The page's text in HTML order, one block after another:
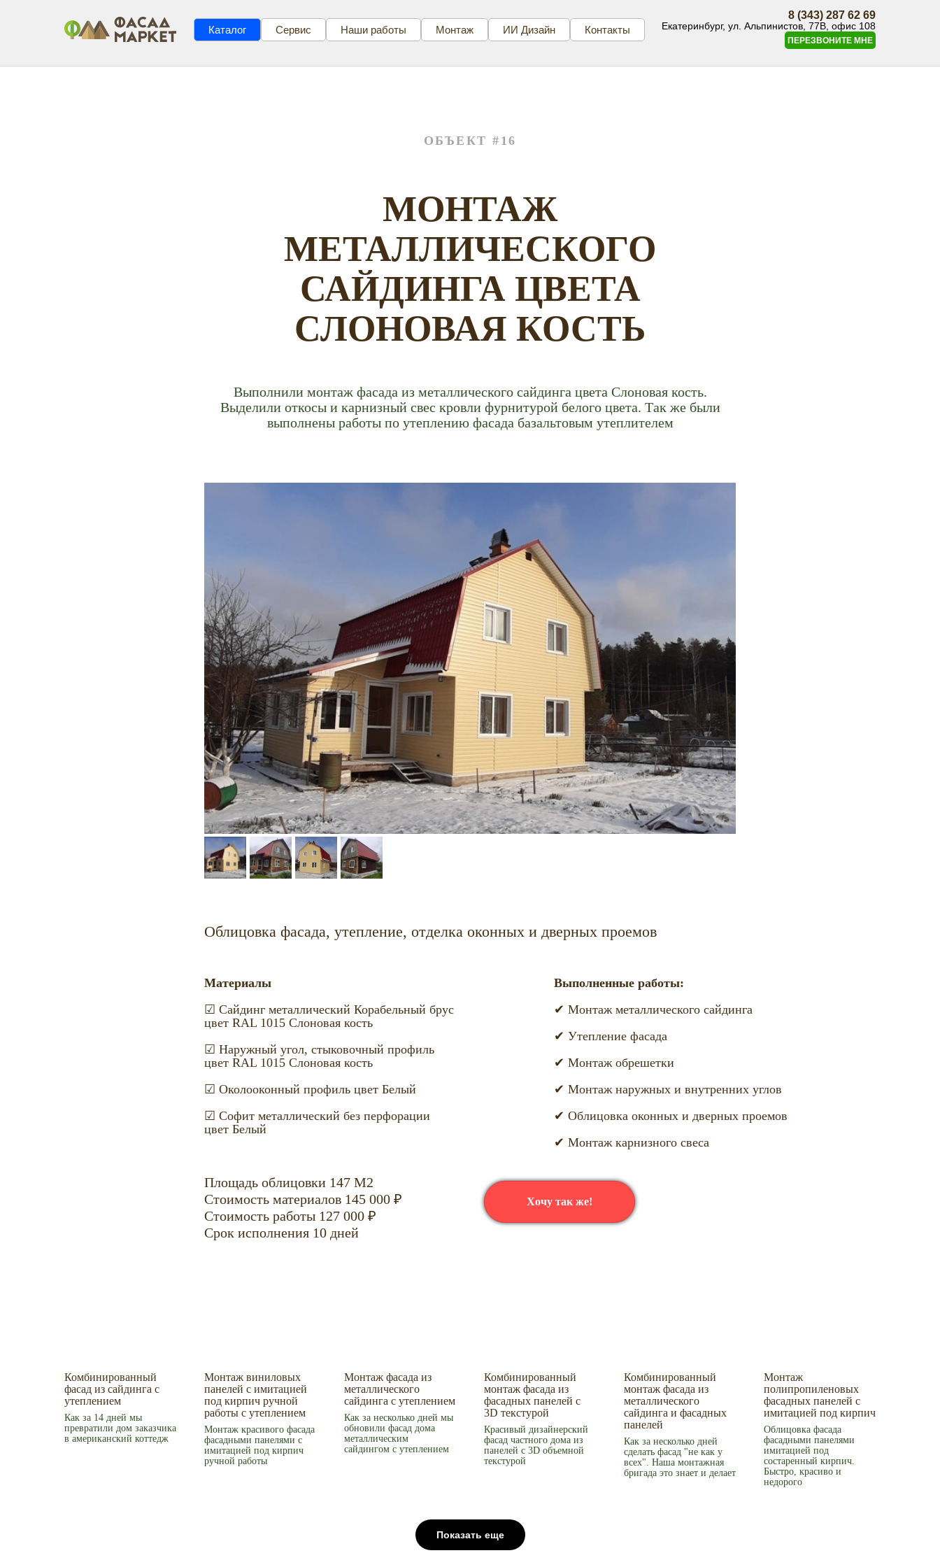
Каталог Сервис Наши работы Монтаж ИИ Дизайн Контакты
8 (343) 287 62 69
Екатеринбург, ул. Альпинистов, 77В, офис 108
ПЕРЕЗВОНИТЕ МНЕ
ОБЪЕКТ #16
МОНТАЖ
МЕТАЛЛИЧЕСКОГО
САЙДИНГА ЦВЕТА
СЛОНОВАЯ КОСТЬ
Выполнили монтаж фасада из металлического сайдинга цвета Слоновая кость.
Выделили откосы и карнизный свес кровли фурнитурой белого цвета. Так же были
выполнены работы по утеплению фасада базальтовым утеплителем
Облицовка фасада, утепление, отделка оконных и дверных проемов
Материалы
☑ Сайдинг металлический Корабельный брус
цвет RAL 1015 Слоновая кость
☑ Наружный угол, стыковочный профиль
цвет RAL 1015 Слоновая кость
☑ Околооконный профиль цвет Белый
☑ Софит металлический без перфорации
цвет Белый
Выполненные работы:
✔ Монтаж металлического сайдинга
✔ Утепление фасада
✔ Монтаж обрешетки
✔ Монтаж наружных и внутренних углов
✔ Облицовка оконных и дверных проемов
✔ Монтаж карнизного свеса
Площадь облицовки 147 М2
Стоимость материалов 145 000 ₽
Стоимость работы 127 000 ₽
Срок исполнения 10 дней
Хочу так же!
Комбинированный
фасад из сайдинга с
утеплением
Как за 14 дней мы
превратили дом заказчика
в американский коттедж
Монтаж виниловых
панелей с имитацией
под кирпич ручной
работы с утеплением
Монтаж красивого фасада
фасадными панелями с
имитацией под кирпич
ручной работы
Монтаж фасада из
металлического
сайдинга с утеплением
Как за несколько дней мы
обновили фасад дома
металлическим
сайдингом с утеплением
Комбинированный
монтаж фасада из
фасадных панелей с
3D текстурой
Красивый дизайнерский
фасад частного дома из
панелей с 3D объемной
текстурой
Комбинированный
монтаж фасада из
металлического
сайдинга и фасадных
панелей
Как за несколько дней
сделать фасад "не как у
всех". Наша монтажная
бригада это знает и делает
Монтаж
полипропиленовых
фасадных панелей с
имитацией под кирпич
Облицовка фасада
фасадными панелями
имитацией под
состаренный кирпич.
Быстро, красиво и
недорого
Показать еще